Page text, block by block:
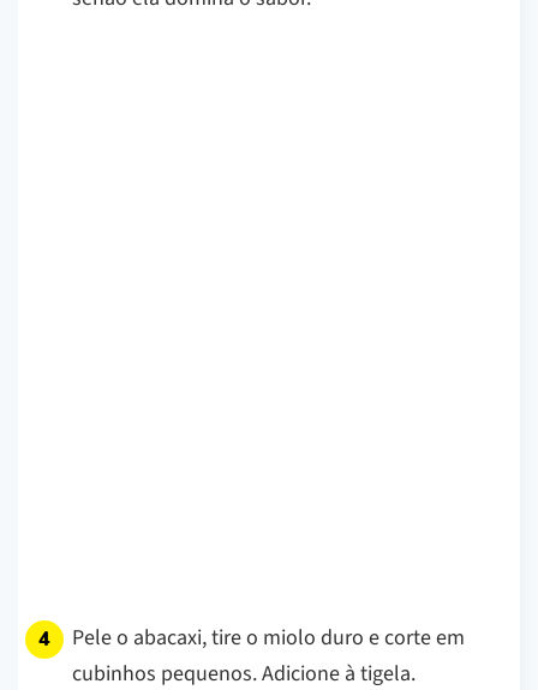
Pele o abacaxi, tire o miolo duro e corte em
cubinhos pequenos. Adicione à tigela.